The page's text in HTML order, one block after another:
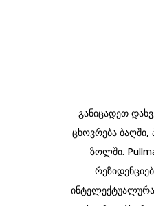
განიცადეთ
ცხოვრება
ზოლში.